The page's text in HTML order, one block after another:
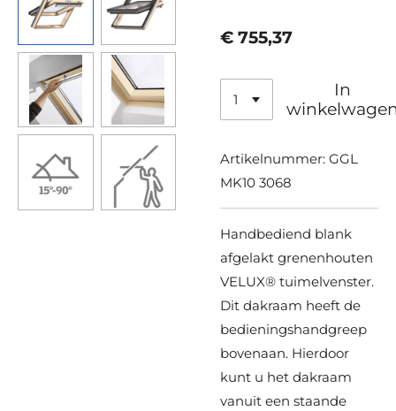
€ 755,37
In
Artikelnummer: GGL
MK10 3068
Handbediend blank
afgelakt grenenhouten
VELUX® tuimelvenster.
Dit dakraam heeft de
bedieningshandgreep
bovenaan. Hierdoor
kunt u het dakraam
vanuit een staande